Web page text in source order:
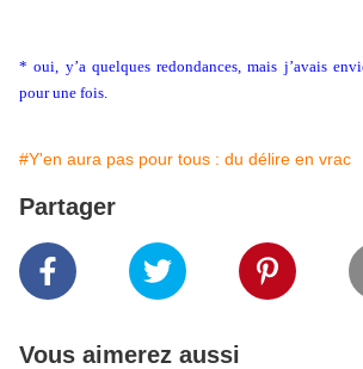
* oui, y’a quelques redondances, mais j’avais
pour une fois.
#Y'en aura pas pour tous : du délire en vrac
Partager
Vous aimerez aussi